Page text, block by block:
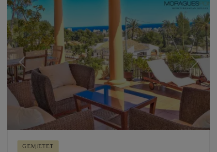
Previous Next
GEMIETET